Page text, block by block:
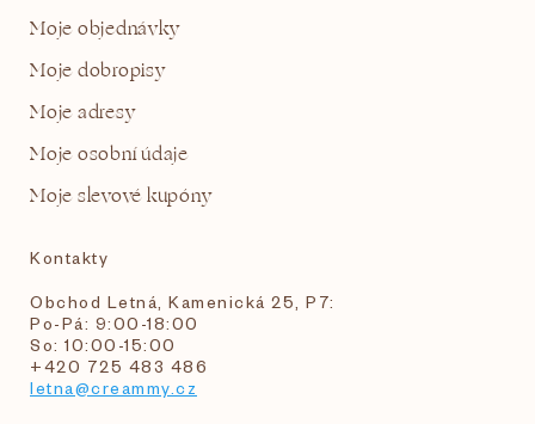
Moje objednávky
Moje dobropisy
Moje adresy
Moje osobní údaje
Moje slevové kupóny
Kontakty
Obchod Letná, Kamenická 25, P7:
Po-Pá: 9:00-18:00
So: 10:00-15:00
+420 725 483 486
letna@creammy.cz